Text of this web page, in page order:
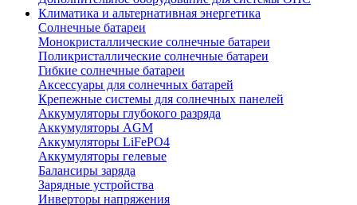
Климатика и альтернативная энергетика
Солнечные батареи
Монокристаллические солнечные батареи
Поликристаллические солнечные батареи
Гибкие солнечные батареи
Аксессуары для солнечных батарей
Крепежные системы для солнечных панелей
Аккумуляторы глубокого разряда
Аккумуляторы AGM
Аккумуляторы LiFePO4
Аккумуляторы гелевые
Балансиры заряда
Зарядные устройства
Инверторы напряжения